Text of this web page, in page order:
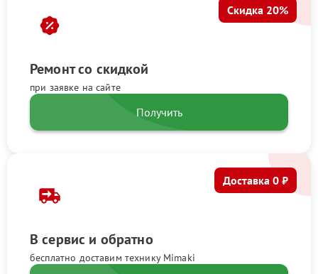
Ремонт со скидкой
при заявке на сайте
Скидка 20%
Получить
В сервис и обратно
бесплатно доставим технику Mimaki
Доставка 0 ₽